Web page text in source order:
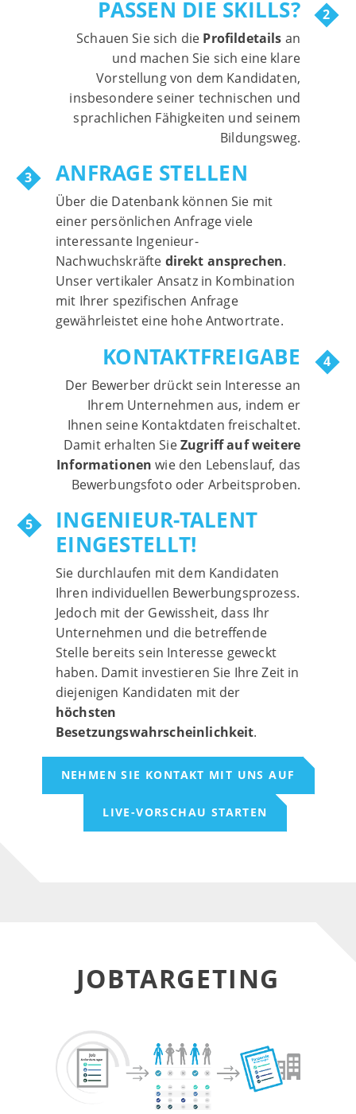
PASSEN DIE SKILLS?
Schauen Sie sich die Profildetails an
und machen Sie sich eine klare
Vorstellung von dem Kandidaten,
insbesondere seiner technischen und
sprachlichen Fähigkeiten und seinem
Bildungsweg.
ANFRAGE STELLEN
Über die Datenbank können Sie mit
einer persönlichen Anfrage viele
interessante Ingenieur-
Nachwuchskräfte direkt ansprechen.
Unser vertikaler Ansatz in Kombination
mit Ihrer spezifischen Anfrage
gewährleistet eine hohe Antwortrate.
KONTAKTFREIGABE
Der Bewerber drückt sein Interesse an
Ihrem Unternehmen aus, indem er
Ihnen seine Kontaktdaten freischaltet.
Damit erhalten Sie Zugriff auf weitere
Informationen wie den Lebenslauf, das
Bewerbungsfoto oder Arbeitsproben.
INGENIEUR-TALENT
EINGESTELLT!
Sie durchlaufen mit dem Kandidaten
Ihren individuellen Bewerbungsprozess.
Jedoch mit der Gewissheit, dass Ihr
Unternehmen und die betreffende
Stelle bereits sein Interesse geweckt
haben. Damit investieren Sie Ihre Zeit in
diejenigen Kandidaten mit der
höchsten
Besetzungswahrscheinlichkeit.
NEHMEN SIE KONTAKT MIT UNS AUF
LIVE-VORSCHAU STARTEN
JOBTARGETING